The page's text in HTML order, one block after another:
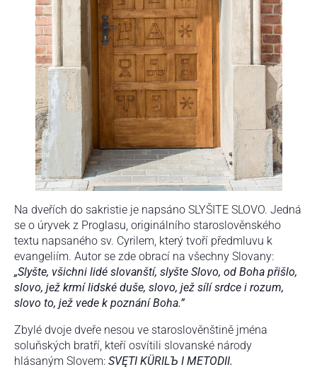
Na dveřích do sakristie je napsáno SLYŠITE SLOVO. Jedná
se o úryvek z Proglasu, originálního staroslověnského
textu napsaného sv. Cyrilem, který tvoří předmluvu k
evangeliím. Autor se zde obrací na všechny Slovany:
„Slyšte, všichni lidé slovanští, slyšte Slovo, od Boha přišlo,
slovo, jež krmí lidské duše, slovo, jež sílí srdce i rozum,
slovo to, jež vede k poznání Boha.”
Zbylé dvoje dveře nesou ve staroslověnštině jména
soluňských bratří, kteří osvítili slovanské národy
hlásaným Slovem: SVĘTI KÜRILЪ I METODII.